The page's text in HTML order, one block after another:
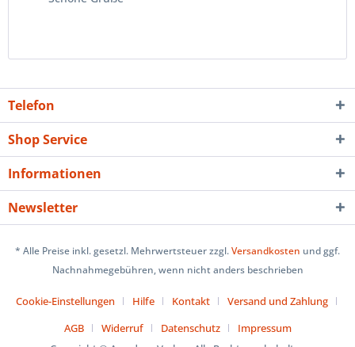
Telefon
Shop Service
Informationen
Newsletter
* Alle Preise inkl. gesetzl. Mehrwertsteuer zzgl.Versandkosten und ggf.
Nachnahmegebühren, wenn nicht anders beschrieben
Cookie-Einstellungen Hilfe Kontakt
Versand und Zahlung
AGB
Widerruf Datenschutz
Impressum